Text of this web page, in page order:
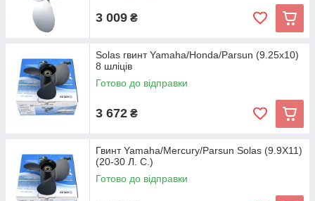
3 009 ₴
Solas гвинт Yamaha/Honda/Parsun (9.25x10)
8 шліців
Готово до відправки
3 672 ₴
Гвинт Yamaha/Mercury/Parsun Solas (9.9X11)
(20-30 Л. С.)
Готово до відправки